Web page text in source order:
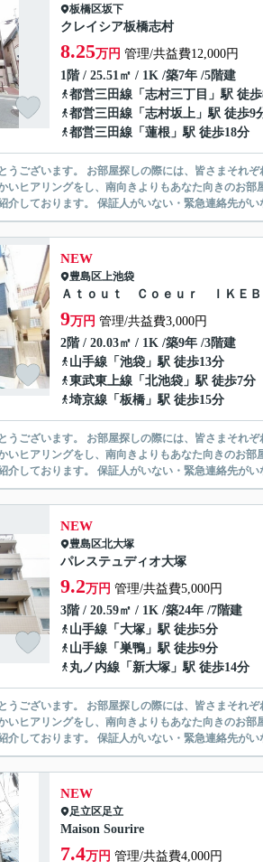
板橋区坂下
クレイシア板橋志村
8.25万円 管理/共益費12,000円
1階 / 25.51㎡ / 1K /築7年 /5階建
都営三田線 「 志村三丁目 」駅 徒
都営三田線 「 志村坂上 」駅 徒歩9
都営三田線 「 蓮根 」駅 徒歩18分
件があると思いますが、当社では【あなたに１番のお部
をし、南向きよりもあなた向きのお部屋をご提案いたします。 シングル物
無い賃貸物件を豊富にご紹介しております。 保証人
NEW
豊島区上池袋
Ａｔｏｕｔ Ｃｏｅｕｒ ＩＫＥＢ
9万円 管理/共益費3,000円
2階 / 20.03㎡ / 1K /築9年 /3階建
山手線 「 池袋 」駅 徒歩13分
東武東上線 「 北池袋 」駅 徒歩7分
埼京線 「 板橋 」駅 徒歩15分
件があると思いますが、当社では【あなたに１番のお部
をし、南向きよりもあなた向きのお部屋をご提案いたします。 シングル物
無い賃貸物件を豊富にご紹介しております。 保証人
NEW
豊島区北大塚
パレステュディオ大塚
9.2万円 管理/共益費5,000円
3階 / 20.59㎡ / 1K /築24年 /7階建
山手線 「 大塚 」駅 徒歩5分
山手線 「 巣鴨 」駅 徒歩9分
丸ノ内線 「 新大塚 」駅 徒歩14分
件があると思いますが、当社では【あなたに１番のお部
をし、南向きよりもあなた向きのお部屋をご提案いたします。 シングル物
無い賃貸物件を豊富にご紹介しております。 保証人
NEW
足立区足立
Maison Sourire
7.4万円 管理/共益費4,000円